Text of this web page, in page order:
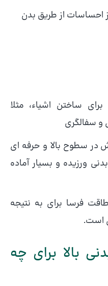
احساسات از طریق بدن
ساختن اشیاء، مثلا
و سفالگری
در سطوح بالا و حرفه ای
ورزیده و بسیار آماده
فرسا برای به نتیجه
است.
بالا برای چه